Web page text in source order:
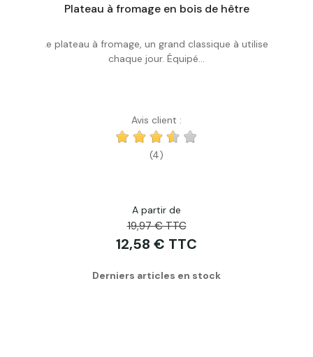
Acheter
Plateau à fromage en bois de hêtre
Le plateau à fromage, un grand classique à utiliser
chaque jour. Équipé...
Avis client :
(4)
A partir de
19,97 € TTC
12,58 € TTC
Derniers articles en stock